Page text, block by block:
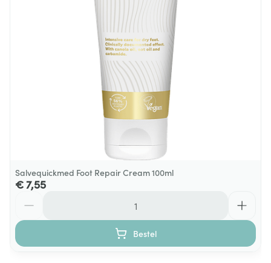
Kamertemperatuur (15°C - 25°C)
Salvequickmed Foot Repair Cream 100ml
€ 7,55
Bestel